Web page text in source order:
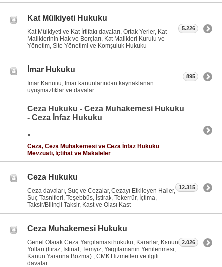
Kat Mülkiyeti Hukuku
Kat Mülkiyeti ve Kat İrtifakı davaları, Ortak Yerler, Kat
Maliklerinin Hak ve Borçları, Kat Malikleri Kurulu ve
Yönetim, Site Yönetimi ve Komşuluk Hukuku
5.226
İmar Hukuku
İmar Kanunu, İmar kanunlarından kaynaklanan
uyuşmazlıklar ve davalar.
895
Ceza Hukuku - Ceza Muhakemesi Hukuku
- Ceza İnfaz Hukuku
»
Ceza, Ceza Muhakemesi ve Ceza İnfaz Hukuku
Mevzuatı, İçtihat ve Makaleler
Ceza Hukuku
Ceza davaları, Suç ve Cezalar, Cezayı Etkileyen Haller,
Suç Tasnifleri, Teşebbüs, İştirak, Tekerrür, İçtima,
Taksir/Bilinçli Taksir, Kast ve Olası Kast
12.315
Ceza Muhakemesi Hukuku
Genel Olarak Ceza Yargılaması hukuku, Kararlar, Kanun
Yolları (İtiraz, İstinaf, Temyiz, Yargılamanın Yenilenmesi,
Kanun Yararına Bozma) , CMK Hizmetleri ve ilgili
davalar
2.026